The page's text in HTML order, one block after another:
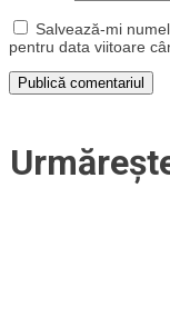
Salvează-mi
pentru data viitoare